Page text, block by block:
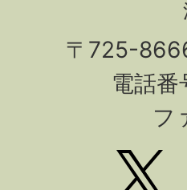
〒725-
電話
フ